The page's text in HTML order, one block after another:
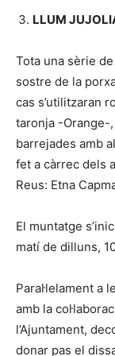
LLUM
Tota una sèrie de
sostre de la
cas s’utilitzaran
taronja -Orange-
barrejades amb
fet a càrrec dels
Reus: Etna
El muntatge
matí de dilluns,
Paral·lelament a
amb la
l’Ajuntament,
donar pas el